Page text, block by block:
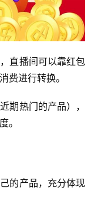
直播间可以靠红包
费进行转换。
期热门的产品），
。
的产品，充分体现